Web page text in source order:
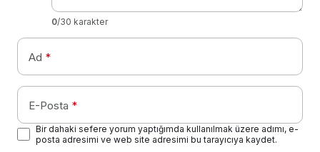
0/30 karakter
Ad *
E-Posta *
Bir dahaki sefere yorum yaptığımda kullanılmak üzere adımı, e-
posta adresimi ve web site adresimi bu tarayıcıya kaydet.